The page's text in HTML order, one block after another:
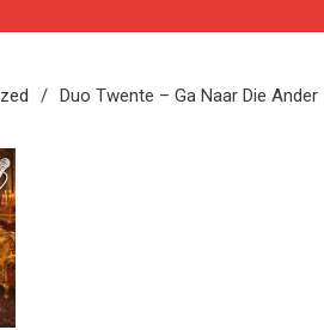
Duo Twente – Ga Naar Die Ander